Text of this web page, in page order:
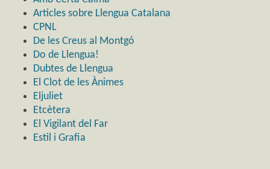
Articles sobre Llengua Catalana
CPNL
De les Creus al Montgó
Do de Llengua!
Dubtes de Llengua
El Clot de les Ànimes
Eljuliet
Etcètera
El Vigilant del Far
Estil i Grafia